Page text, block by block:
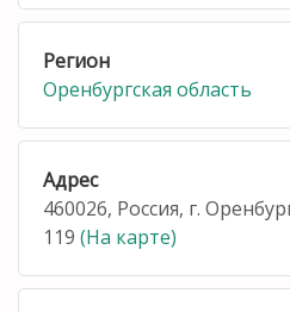
Регион
Оренбургская область
Адрес
460026, Россия, г.
119 (На карте)